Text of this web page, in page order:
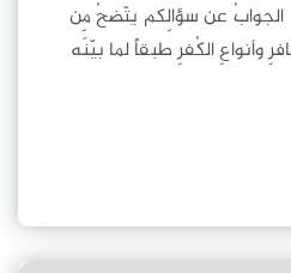
الجوابُ عن سؤالِكم يتّضحُ مِن
وأنواعِ الكُفرِ طبقاً لما بيّنَه